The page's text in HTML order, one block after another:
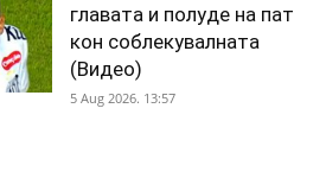
главата и полуде на пат
кон соблекувалната
(Видео)
5 Aug 2026. 13:57